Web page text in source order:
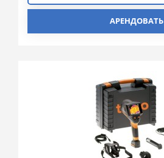
АРЕНДОВАТЬ